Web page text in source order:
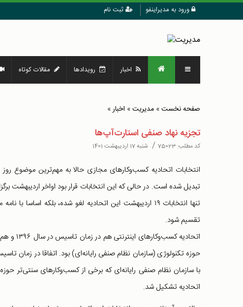
ورود به مدیراینفو ثبت نام
اخبار رویدادها مقالات کوتاه
صفحه نخست» مدیریت» اخبار»
تجزیه نهاد صنفی استارت‌آپ‌ها
کد مطلب: 75023
/ شنبه 17 اردیبهشت 1401
انتخابات اتحادیه کسب‌وکارهای مجازی حالا به مهم‌ترین موضوع
تبدیل شده است. در حالی که این انتخابات قرار بود اواخر اردیبهشت
تنها انتخابات ۱۹ اردیبهشت این اتحادیه لغو شده،
تقسیم شود.
اتحادیه
حوزه تکنولوژی (سازمان نظام صنفی رایانه‌ای) بود. اتفاقا در زمان
با سازمان نظام صنفی رایانه‌ای که برخی از کسب‌وکارهای سنتی‌تر
اتحادیه تشکیل شد.